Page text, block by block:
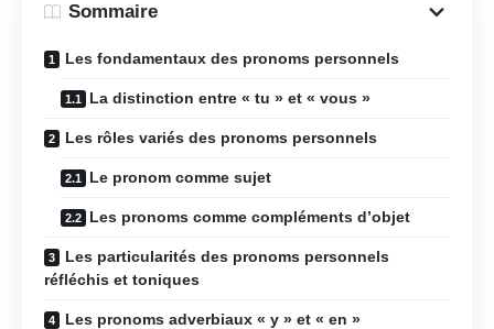
Sommaire
Les fondamentaux des pronoms personnels
La distinction entre « tu » et « vous »
Les rôles variés des pronoms personnels
Le pronom comme sujet
Les pronoms comme compléments d’objet
Les particularités des pronoms personnels
réfléchis et toniques
Les pronoms adverbiaux « y » et « en »